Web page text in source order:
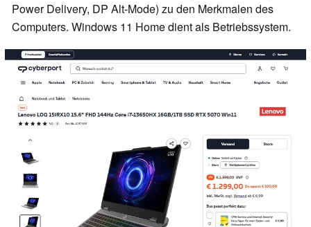
Power Delivery, DP Alt-Mode) zu den Merkmalen des
Computers. Windows 11 Home dient als Betriebssystem.